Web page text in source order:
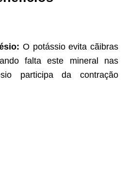
O potássio evita cãibras
falta este mineral nas
participa da contração